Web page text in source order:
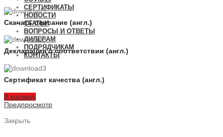
СЕРТИФИКАТЫ
НОВОСТИ
СТАТЬИ
ВОПРОСЫ И ОТВЕТЫ
ДИЛЕРАМ
ПОДРЯДЧИКАМ
КОНТАКТЫ
Скачать описание (англ.)
Декларация о соответствии (англ.)
Сертификат качества (англ.)
В корзину
Предпросмотр
Закрыть